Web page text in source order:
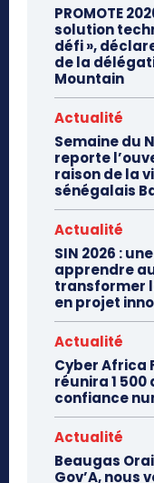
PROMOTE
solution
défi »,
de la
Mountain
Actualité
Semaine du
reporte
raison de la
sénégalais
Actualité
SIN 2026 :
apprendre
transformer
en projet
Actualité
Cyber Africa
réunira 1
confiance
Actualité
Beaugas
Gov’A, nous